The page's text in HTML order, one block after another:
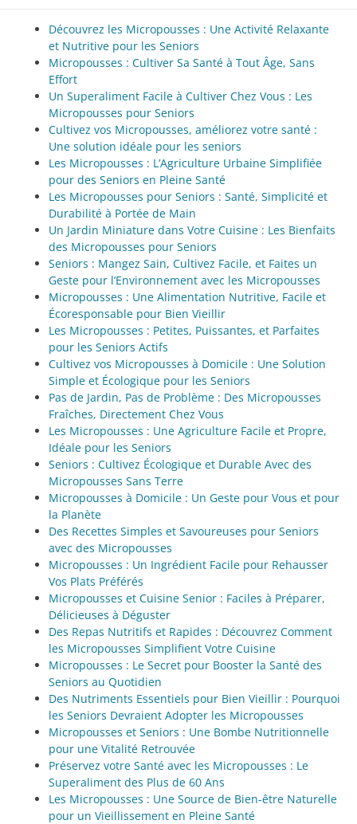
Découvrez les Micropousses : Une Activité Relaxante
et Nutritive pour les Seniors
Micropousses : Cultiver Sa Santé à Tout Âge, Sans
Effort
Un Superaliment Facile à Cultiver Chez Vous : Les
Micropousses pour Seniors
Cultivez vos Micropousses, améliorez votre santé :
Une solution idéale pour les seniors
Les Micropousses : L’Agriculture Urbaine Simplifiée
pour des Seniors en Pleine Santé
Les Micropousses pour Seniors : Santé, Simplicité et
Durabilité à Portée de Main
Un Jardin Miniature dans Votre Cuisine : Les Bienfaits
des Micropousses pour Seniors
Seniors : Mangez Sain, Cultivez Facile, et Faites un
Geste pour l’Environnement avec les Micropousses
Micropousses : Une Alimentation Nutritive, Facile et
Écoresponsable pour Bien Vieillir
Les Micropousses : Petites, Puissantes, et Parfaites
pour les Seniors Actifs
Cultivez vos Micropousses à Domicile : Une Solution
Simple et Écologique pour les Seniors
Pas de Jardin, Pas de Problème : Des Micropousses
Fraîches, Directement Chez Vous
Les Micropousses : Une Agriculture Facile et Propre,
Idéale pour les Seniors
Seniors : Cultivez Écologique et Durable Avec des
Micropousses Sans Terre
Micropousses à Domicile : Un Geste pour Vous et pour
la Planète
Des Recettes Simples et Savoureuses pour Seniors
avec des Micropousses
Micropousses : Un Ingrédient Facile pour Rehausser
Vos Plats Préférés
Micropousses et Cuisine Senior : Faciles à Préparer,
Délicieuses à Déguster
Des Repas Nutritifs et Rapides : Découvrez Comment
les Micropousses Simplifient Votre Cuisine
Micropousses : Le Secret pour Booster la Santé des
Seniors au Quotidien
Des Nutriments Essentiels pour Bien Vieillir : Pourquoi
les Seniors Devraient Adopter les Micropousses
Micropousses et Seniors : Une Bombe Nutritionnelle
pour une Vitalité Retrouvée
Préservez votre Santé avec les Micropousses : Le
Superaliment des Plus de 60 Ans
Les Micropousses : Une Source de Bien-être Naturelle
pour un Vieillissement en Pleine Santé